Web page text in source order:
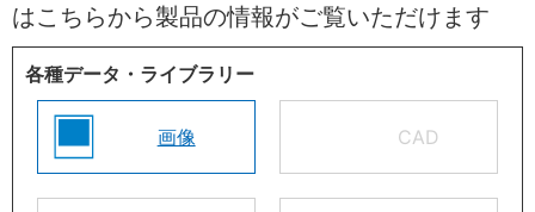
はこちらから製品の情報がご覧いただけます
各種データ・ライブラリー
画像 CAD